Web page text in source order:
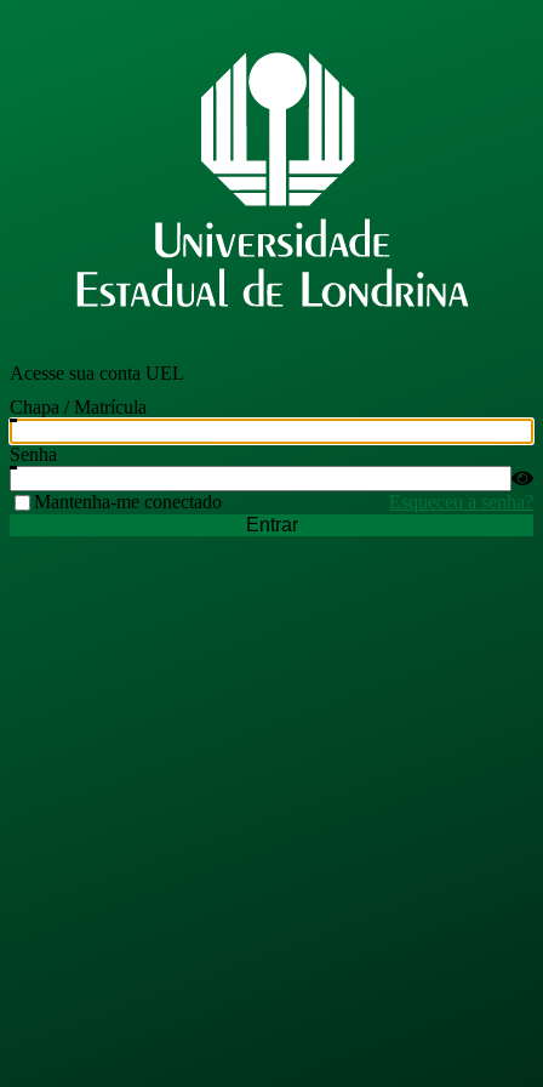
Acesse sua conta UEL
Chapa / Matrícula
Senha
Mantenha-me conectado
Esqueceu a senha?
Entrar